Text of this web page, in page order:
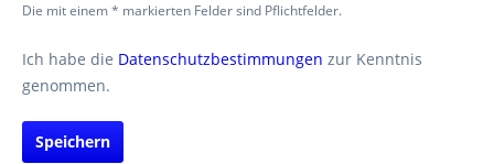
Die mit einem * markierten Felder sind Pflichtfelder.
Ich habe die Datenschutzbestimmungen zur Kenntnis
genommen.
Speichern